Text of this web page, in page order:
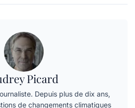
Picard
Depuis plus de dix ans,
de changements climatiques